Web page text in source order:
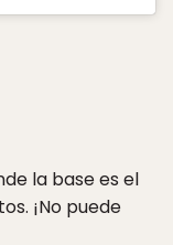
la base es el
¡No puede